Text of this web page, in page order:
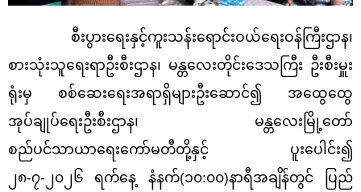
စီးပွားရေးနှင့်ကူးသန်းရောင်းဝယ်ရေးဝန်ကြီးဌာန၊
စားသုံးသူရေးရာဦးစီးဌာန၊ မန္တလေးတိုင်းဒေသကြီး ဦးစီးမှူး
ရုံးမှ စစ်ဆေးရေးအရာရှိများဦးဆောင်၍ အထွေထွေ
အုပ်ချုပ်ရေးဦးစီးဌာန၊ မန္တလေးမြို့တော်
စည်ပင်သာယာရေးကော်မတီတို့နှင့် ပူးပေါင်း၍
၂၈-၇-၂၀၂၆ ရက်နေ့ နံနက်(၁၀:၀၀)နာရီအချိန်တွင် ပြည်